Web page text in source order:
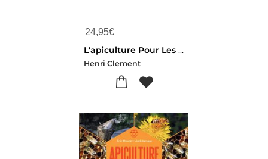
24,95€
L'apiculture Pour Les Nuls (2e Edition)
Henri Clement